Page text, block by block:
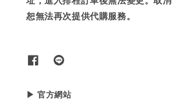
恕無法再次提供代購服務。
▶ 官方網站